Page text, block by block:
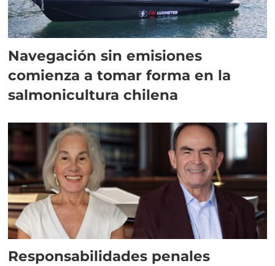
Navegación sin emisiones
comienza a tomar forma en la
salmonicultura chilena
Responsabilidades penales